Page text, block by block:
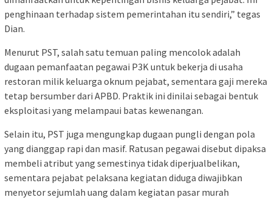
penghinaan terhadap sistem pemerintahan itu sendiri,” tegas
Dian.
Menurut PST, salah satu temuan paling mencolok adalah
dugaan pemanfaatan pegawai P3K untuk bekerja di usaha
restoran milik keluarga oknum pejabat, sementara gaji mereka
tetap bersumber dari APBD. Praktik ini dinilai sebagai bentuk
eksploitasi yang melampaui batas kewenangan.
Selain itu, PST juga mengungkap dugaan pungli dengan pola
yang dianggap rapi dan masif. Ratusan pegawai disebut dipaksa
membeli atribut yang semestinya tidak diperjualbelikan,
sementara pejabat pelaksana kegiatan diduga diwajibkan
menyetor sejumlah uang dalam kegiatan pasar murah